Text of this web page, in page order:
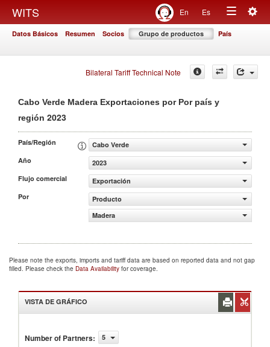
WITS En Es
Toggle
Datos Básicos Resumen Socios Grupo de productos País
Bilateral Tariff Technical Note
Cabo Verde Madera Exportaciones por Por país y
región 2023
País/Región
Cabo Verde
Año
2023
Flujo comercial
Exportación
Por
Producto
Madera
Please note the exports, imports and tariff data are based on reported data and not gap
filled. Please check the Data Availability for coverage.
VISTA DE GRÁFICO
Number of Partners: 5